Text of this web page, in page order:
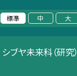
標準 中 大
シブヤ未来科（研究）